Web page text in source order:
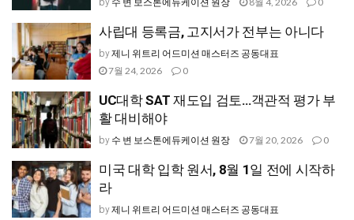
by
사립대 등록금, 고지서가 전부는 아니다
by제니 위트리 어드미션 매스터즈 공동대표
7월 24, 2026
0
UC대학 SAT 재도입 검토…객관적 평가 부
활 대비해야
by 수 변 보스톤에듀케이션 원장 7월 20, 2026 0
미국 대학 입학 원서, 8월 1일 전에 시작하
라
by제니 위트리 어드미션 매스터즈 공동대표